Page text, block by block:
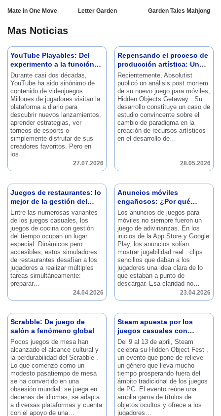
Mate in One Move Letter Garden Garden Tales Mahjong
Mas Noticias
YouTube Playables: Del
experimento a la función
oficial
Durante casi dos décadas,
YouTube ha sido sinónimo de
contenido de videojuegos.
Millones de jugadores visitan la
plataforma a diario para
descubrir nuevos lanzamientos,
aprender estrategias, ver
torneos de esports o
simplemente disfrutar de sus
creadores favoritos. Pero en
los…
27.07.2026
Repensando el proceso de
producción artística: Un
análisis posterior a la
escapada de objetos
oculto
Recientemente, Absolutist
publicó un análisis post mortem
de su nuevo juego para móviles,
Hidden Objects Getaway . Su
desarrollo constituye un caso de
estudio convincente sobre el
cambio de paradigma en la
creación de recursos artísticos
en el desarrollo de…
28.05.2026
Juegos de restaurantes: lo
mejor de la gestión del
tiempo y la simulación
Entre las numerosas variantes
de los juegos casuales, los
juegos de cocina con gestión
del tiempo ocupan un lugar
especial. Dinámicos pero
accesibles, estos simuladores
de restaurantes desafían a los
jugadores a realizar múltiples
tareas simultáneamente:
preparar…
24.04.2026
Anuncios móviles
engañosos: ¿Por qué
funcionan?
Los anuncios de juegos para
móviles no siempre fueron un
juego de adivinanzas. En los
inicios de la App Store y Google
Play, los anuncios solían
mostrar jugabilidad real : clips
sencillos que daban a los
jugadores una idea clara de lo
que estaban a punto de
descargar. Esa claridad no…
23.04.2026
Scrabble: De juego de
salón a fenómeno global
Pocos juegos de mesa han
alcanzado el alcance cultural y
la perdurabilidad del Scrabble .
Lo que comenzó como un
modesto pasatiempo de mesa
se ha convertido en una
obsesión mundial: se juega en
decenas de idiomas, se adapta
a diversas plataformas y cuenta
con el apoyo de una…
Steam apuesta por los
juegos casuales con
Hidden Object Fest.
Del 9 al 13 de abril, Steam
celebra su Hidden Object Fest ,
un evento que pone de relieve
un género que lleva mucho
tiempo prosperando fuera del
ámbito tradicional de los juegos
de PC. El evento reúne una
amplia gama de títulos de
objetos ocultos y ofrece a los
jugadores…